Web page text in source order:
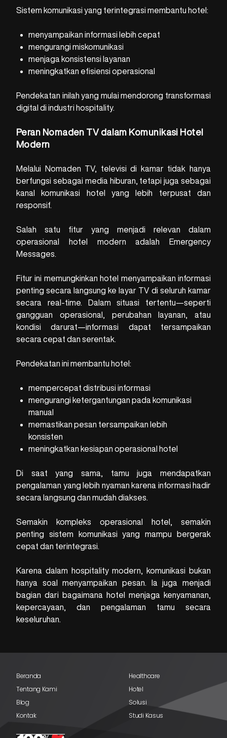
Sistem komunikasi yang terintegrasi membantu hotel:
menyampaikan informasi lebih cepat
mengurangi miskomunikasi
menjaga konsistensi layanan
meningkatkan efisiensi operasional
Pendekatan inilah yang mulai mendorong transformasi
digital di industri hospitality.
Peran Nomaden TV dalam Komunikasi Hotel
Modern
Melalui Nomaden TV, televisi di kamar tidak hanya
berfungsi sebagai media hiburan, tetapi juga sebagai
kanal komunikasi hotel yang lebih terpusat dan
responsif.
Salah satu fitur yang menjadi relevan dalam
operasional hotel modern adalah Emergency
Messages.
Fitur ini memungkinkan hotel menyampaikan informasi
penting secara langsung ke layar TV di seluruh kamar
secara real-time. Dalam situasi tertentu—seperti
gangguan operasional, perubahan layanan, atau
kondisi darurat—informasi dapat tersampaikan
secara cepat dan serentak.
Pendekatan ini membantu hotel:
mempercepat distribusi informasi
mengurangi ketergantungan pada komunikasi
manual
memastikan pesan tersampaikan lebih
konsisten
meningkatkan kesiapan operasional hotel
Di saat yang sama, tamu juga mendapatkan
pengalaman yang lebih nyaman karena informasi hadir
secara langsung dan mudah diakses.
Semakin kompleks operasional hotel, semakin
penting sistem komunikasi yang mampu bergerak
cepat dan terintegrasi.
Karena dalam hospitality modern, komunikasi bukan
hanya soal menyampaikan pesan. Ia juga menjadi
bagian dari bagaimana hotel menjaga kenyamanan,
kepercayaan, dan pengalaman tamu secara
keseluruhan.
Beranda
Tentang Kami
Blog
Kontak
Healthcare
Hotel
Solusi
Studi Kasus